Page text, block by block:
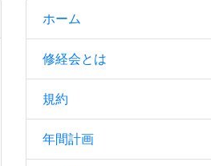
ホーム
修経会とは
規約
年間計画